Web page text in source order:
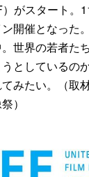
がスタート。
開催となった
世界の若者た
うとしている
みたい。（取
）